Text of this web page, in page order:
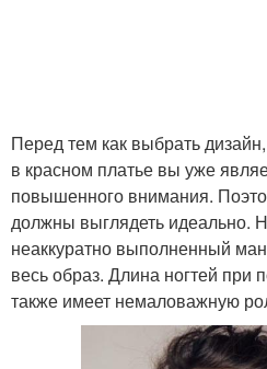
Маникюр для длинных
ногтей
Маникюр для создания
Перед тем как выбрать
в красном платье вы уже
повышенного внимания.
должны выглядеть идеально.
неаккуратно выполненный
весь образ. Длина ногтей
также имеет немаловажную